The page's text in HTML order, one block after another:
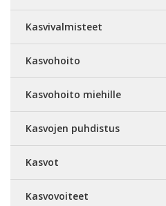
Kasvivalmisteet
Kasvohoito
Kasvohoito miehille
Kasvojen puhdistus
Kasvot
Kasvovoiteet